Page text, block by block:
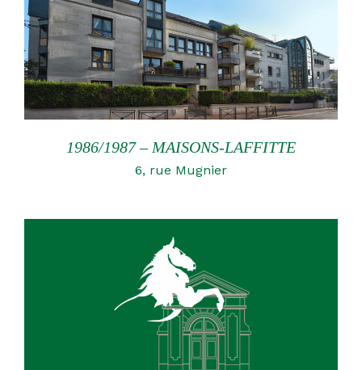
1986/1987 – MAISONS-LAFFITTE
6, rue Mugnier